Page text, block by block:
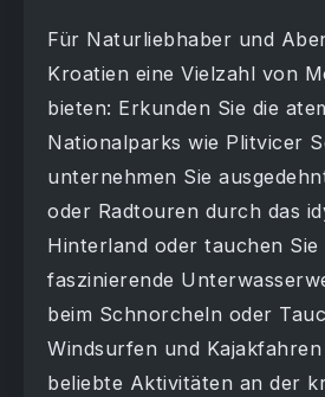
Für Naturliebhaber und
Kroatien eine Vielzahl von
bieten: Erkunden Sie die
Nationalparks wie Plitvicer
unternehmen Sie
oder Radtouren durch das
Hinterland oder tauchen Sie
faszinierende
beim Schnorcheln oder
Windsurfen und
beliebte Aktivitäten an der